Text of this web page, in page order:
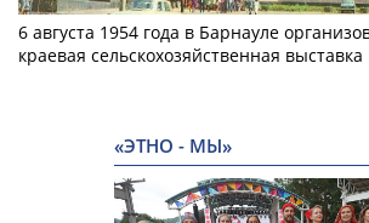
6 августа 1954 года в Барнауле
краевая сельскохозяйственная выставка
«ЭТНО - МЫ»